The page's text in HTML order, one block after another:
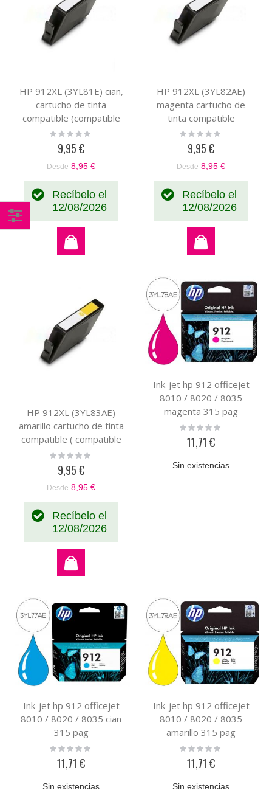
HP 912XL (3YL81E) cian,
cartucho de tinta
compatible (compatible
con HP+)
Rating:
9,95 €
Desde 8,95 €
Recíbelo el
12/08/2026
HP 912XL (3YL82AE)
magenta cartucho de
tinta compatible
(compatible con HP+)
Rating:
9,95 €
Desde 8,95 €
Recíbelo el
12/08/2026
HP 912XL (3YL83AE)
amarillo cartucho de tinta
compatible ( compatible
con HP+)
Rating:
9,95 €
Desde 8,95 €
Recíbelo el
12/08/2026
Ink-jet hp 912 officejet
8010 / 8020 / 8035
magenta 315 pag
Rating:
11,71 €
Sin existencias
Ink-jet hp 912 officejet
8010 / 8020 / 8035 cian
315 pag
Rating:
11,71 €
Sin existencias
Ink-jet hp 912 officejet
8010 / 8020 / 8035
amarillo 315 pag
Rating:
11,71 €
Sin existencias
Comprar